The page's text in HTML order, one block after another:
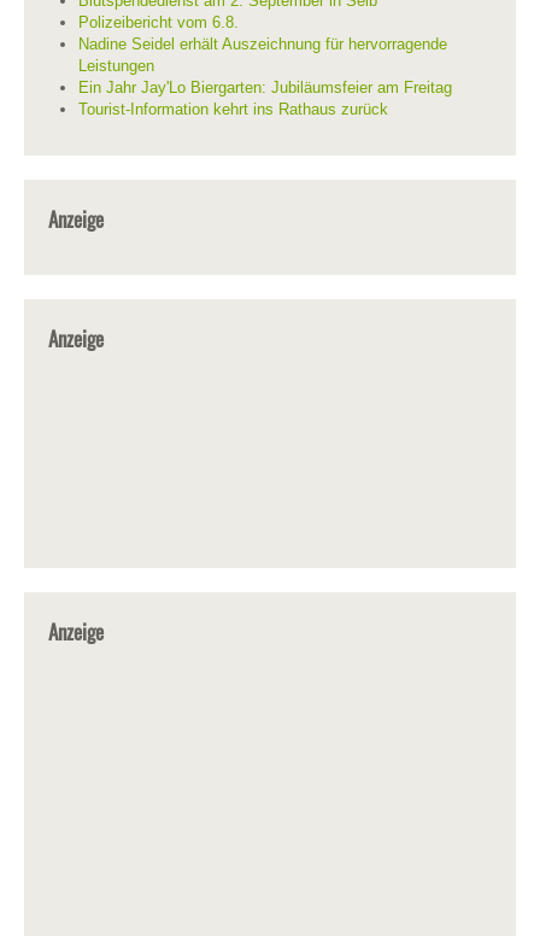
Polizeibericht vom 6.8.
Nadine Seidel erhält Auszeichnung für hervorragende
Leistungen
Ein Jahr Jay'Lo Biergarten: Jubiläumsfeier am Freitag
Tourist-Information kehrt ins Rathaus zurück
Anzeige
Anzeige
Anzeige